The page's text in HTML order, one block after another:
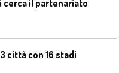
cerca il partenariato
città con 16 stadi